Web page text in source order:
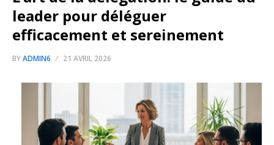
leader pour déléguer
efficacement et sereinement
BYADMIN6 21 AVRIL 2026